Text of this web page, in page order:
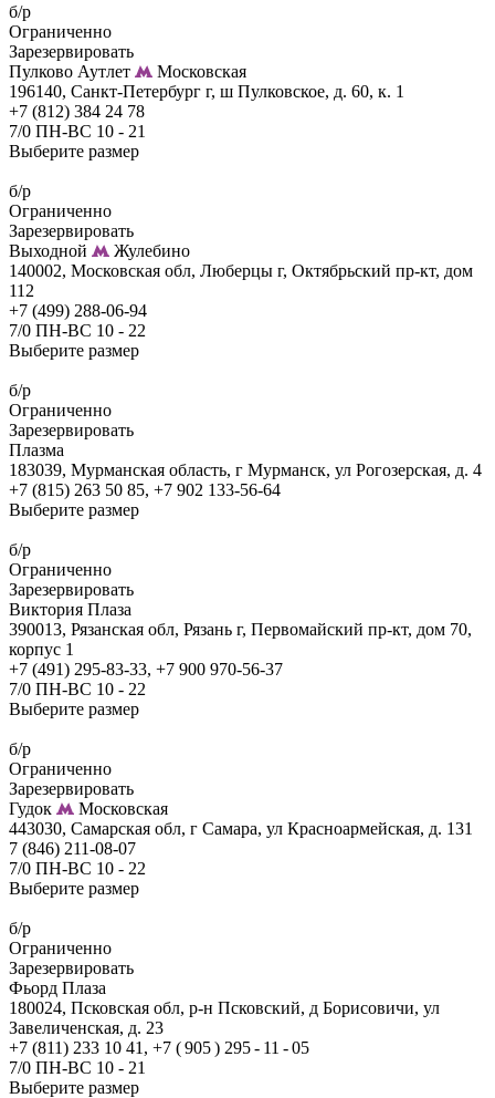
б/р
Ограниченно
Зарезервировать
Пулково Аутлет
Московская
196140, Санкт-Петербург г, ш Пулковское, д. 60, к. 1
+7 (812) 384 24 78
7/0 ПН-ВС 10 - 21
Выберите размер
б/р
Ограниченно
Зарезервировать
Выходной
Жулебино
140002, Московская обл, Люберцы г, Октябрьский пр-кт, дом
112
+7 (499) 288-06-94
7/0 ПН-ВС 10 - 22
Выберите размер
б/р
Ограниченно
Зарезервировать
Плазма
183039, Мурманская область, г Мурманск, ул Рогозерская, д. 4
+7 (815) 263 50 85, +7 902 133-56-64
Выберите размер
б/р
Ограниченно
Зарезервировать
Виктория Плаза
390013, Рязанская обл, Рязань г, Первомайский пр-кт, дом 70,
корпус 1
+7 (491) 295-83-33, +7 900 970-56-37
7/0 ПН-ВС 10 - 22
Выберите размер
б/р
Ограниченно
Зарезервировать
Гудок
Московская
443030, Самарская обл, г Самара, ул Красноармейская, д. 131
7 (846) 211-08-07
7/0 ПН-ВС 10 - 22
Выберите размер
б/р
Ограниченно
Зарезервировать
Фьорд Плаза
180024, Псковская обл, р-н Псковский, д Борисовичи, ул
Завеличенская, д. 23
+7 (811) 233 10 41, +7 ( 905 ) 295 - 11 - 05
7/0 ПН-ВС 10 - 21
Выберите размер